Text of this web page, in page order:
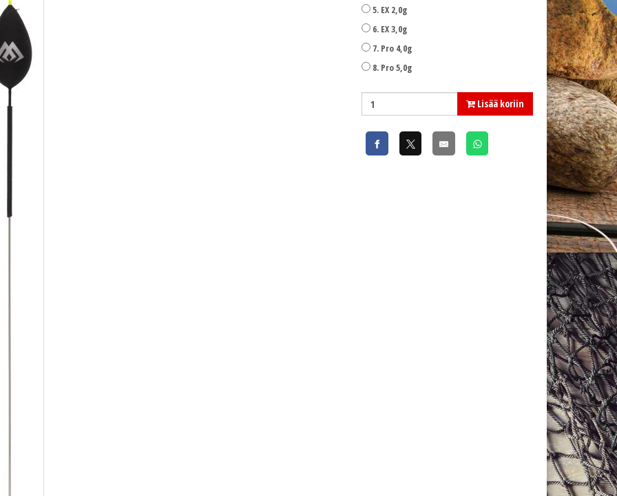
5. EX 2,0g
6. EX 3,0g
7. Pro 4,0g
8. Pro 5,0g
Lisää koriin